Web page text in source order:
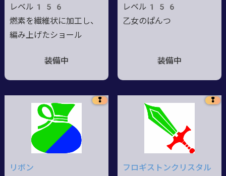
レベル156
燃素を繊維状に加工し、
編み上げたショール
装備中
レベル156
乙女のぱんつ
装備中
❢
リボン
❢
フロギストンクリスタル